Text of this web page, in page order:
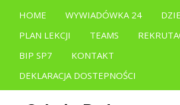
HOME WYWIADÓWKA 24
PLAN LEKCJI
TEAMS
BIP SP7
KONTAKT
DEKLARACJA DOSTEPNOŚCI